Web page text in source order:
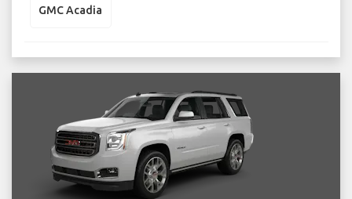
GMC Acadia